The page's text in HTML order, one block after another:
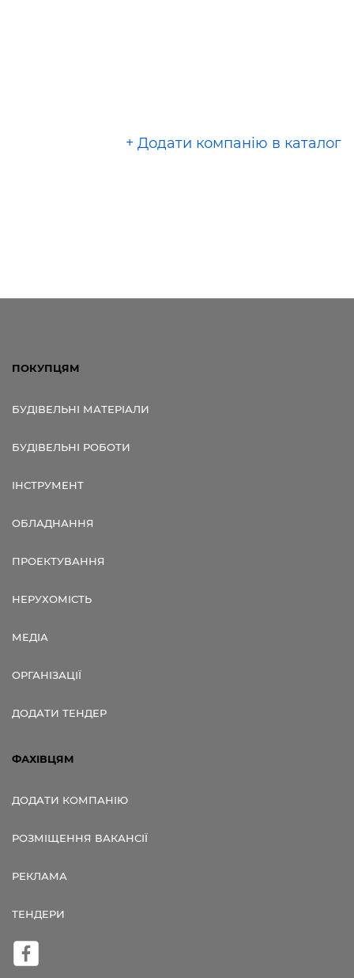
+ Додати компанію в каталог
ПОКУПЦЯМ
БУДІВЕЛЬНІ МАТЕРІАЛИ
БУДІВЕЛЬНІ РОБОТИ
ІНСТРУМЕНТ
ОБЛАДНАННЯ
ПРОЕКТУВАННЯ
НЕРУХОМІСТЬ
МЕДІА
ОРГАНІЗАЦІЇ
ДОДАТИ ТЕНДЕР
ФАХІВЦЯМ
ДОДАТИ КОМПАНІЮ
РОЗМІЩЕННЯ ВАКАНСІЇ
РЕКЛАМА
ТЕНДЕРИ